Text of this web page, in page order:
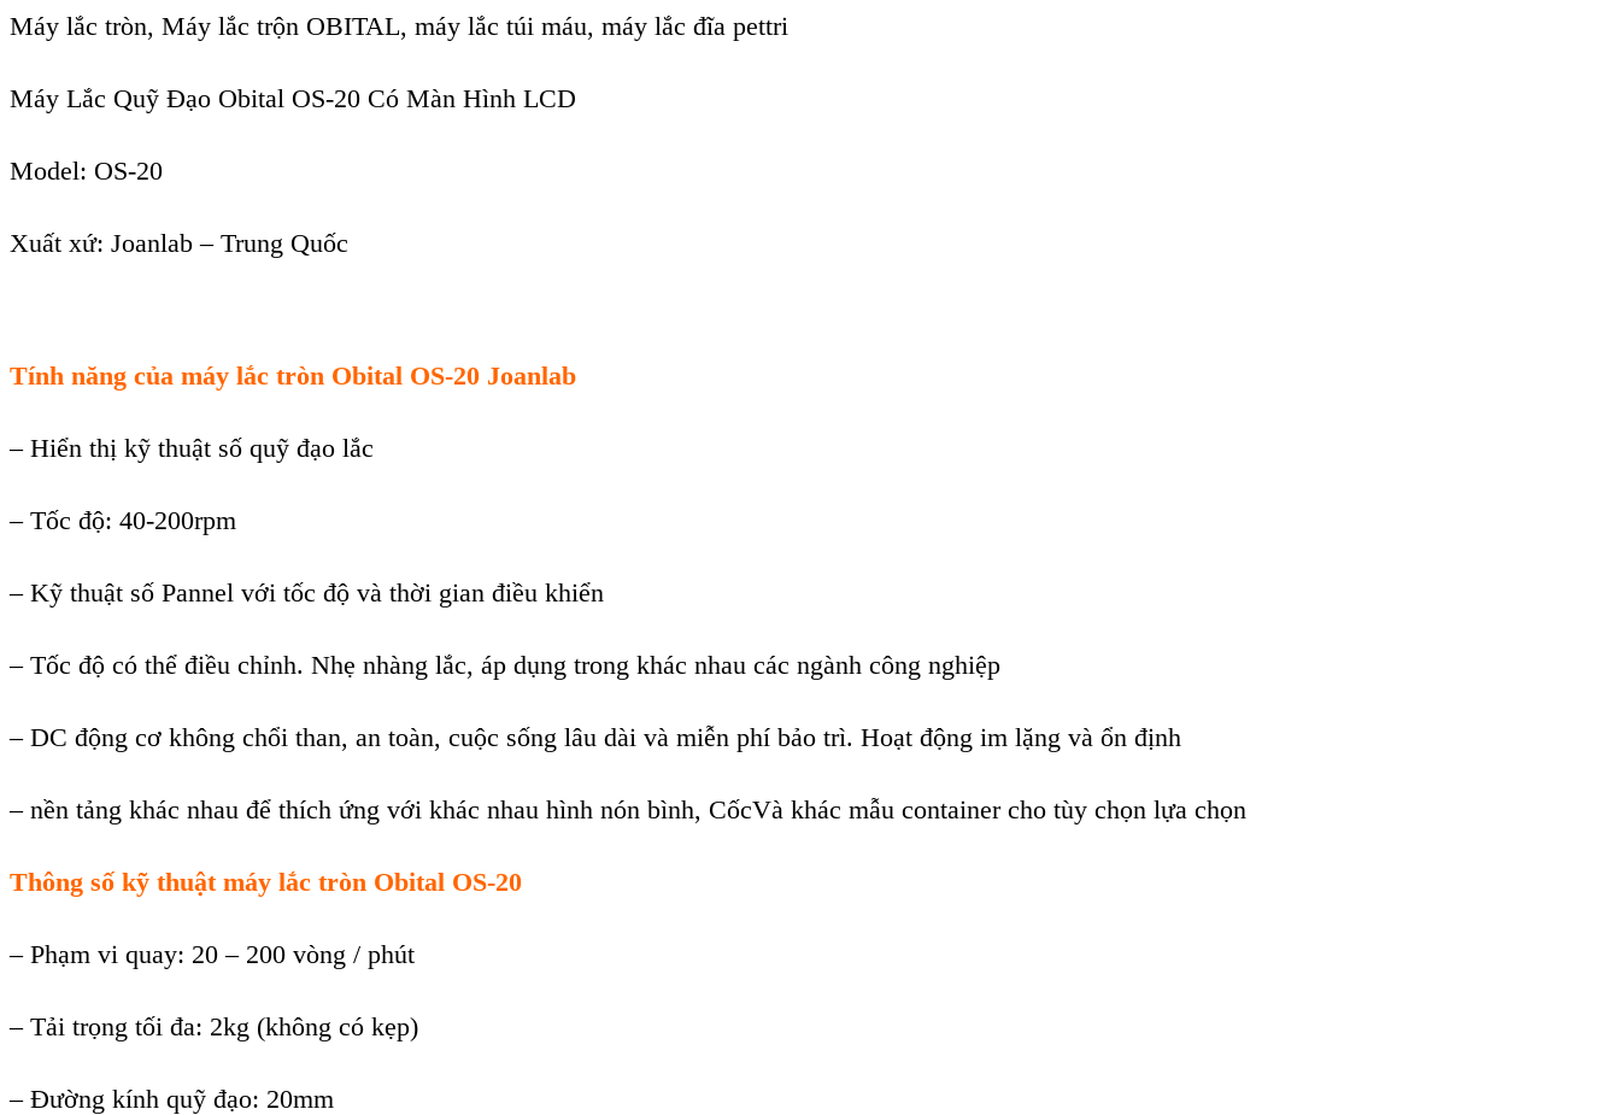
Máy lắc tròn, Máy lắc trộn OBITAL, máy lắc túi máu, máy lắc đĩa pettri
Máy Lắc Quỹ Đạo Obital OS-20 Có Màn Hình LCD
Model: OS-20
Xuất xứ: Joanlab – Trung Quốc
Tính năng của máy lắc tròn Obital OS-20 Joanlab
– Hiển thị kỹ thuật số quỹ đạo lắc
– Tốc độ: 40-200rpm
– Kỹ thuật số Pannel với tốc độ và thời gian điều khiển
– Tốc độ có thể điều chỉnh. Nhẹ nhàng lắc, áp dụng trong khác nhau các ngành công nghiệp
– DC động cơ không chổi than, an toàn, cuộc sống lâu dài và miễn phí bảo trì. Hoạt động im lặng và ổn định
– nền tảng khác nhau để thích ứng với khác nhau hình nón bình, CốcVà khác mẫu container cho tùy chọn lựa chọn
Thông số kỹ thuật máy lắc tròn Obital OS-20
– Phạm vi quay: 20 – 200 vòng / phút
– Tải trọng tối đa: 2kg (không có kẹp)
– Đường kính quỹ đạo: 20mm